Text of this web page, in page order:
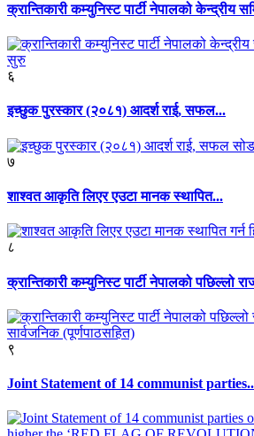
क्रान्तिकारी कम्युनिस्ट पार्टी नेपालको केन्द्रीय
६
इच्छुक पुरस्कार (२०८१) आदर्श राई, सफल...
७
शाश्वत आकृति लिएर एउटा मानक स्थापित...
८
क्रान्तिकारी कम्युनिस्ट पार्टी नेपालको पछिल्लो
९
Joint Statement of 14 communist